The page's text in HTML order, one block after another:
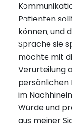
Patienten
können, und
Sprache sie
möchte mit
Verurteilung
persönlichen
im
Würde und
aus meiner